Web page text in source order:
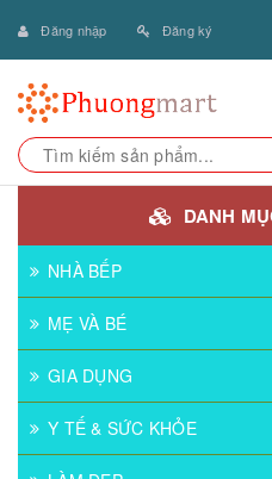
Đăng nhập Đăng ký
DANH
NHÀ BẾP
MẸ VÀ BÉ
GIA DỤNG
Y TẾ & SỨC KHỎE